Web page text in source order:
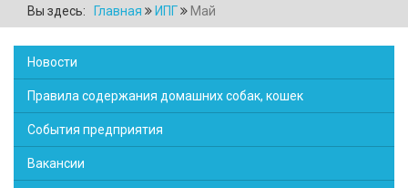
Вы здесь: Главная ИПГ Май
Новости
Правила содержания домашних собак, кошек
События предприятия
Вакансии